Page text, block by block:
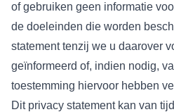
of gebruiken geen informatie
de doeleinden die worden
statement tenzij we u daarover
geïnformeerd of, indien nodig,
toestemming hiervoor hebben
Dit privacy statement kan van